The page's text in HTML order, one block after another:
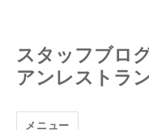
スタッフブロ
アンレストラ
メニュー